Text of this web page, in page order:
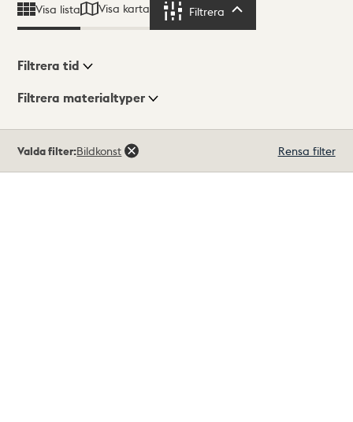
Visa lista Visa karta Filtrera
Visningsläge
Filtrera tid
Filtrera materialtyper
träffar
Valda filter:Bildkonst Rensa filter